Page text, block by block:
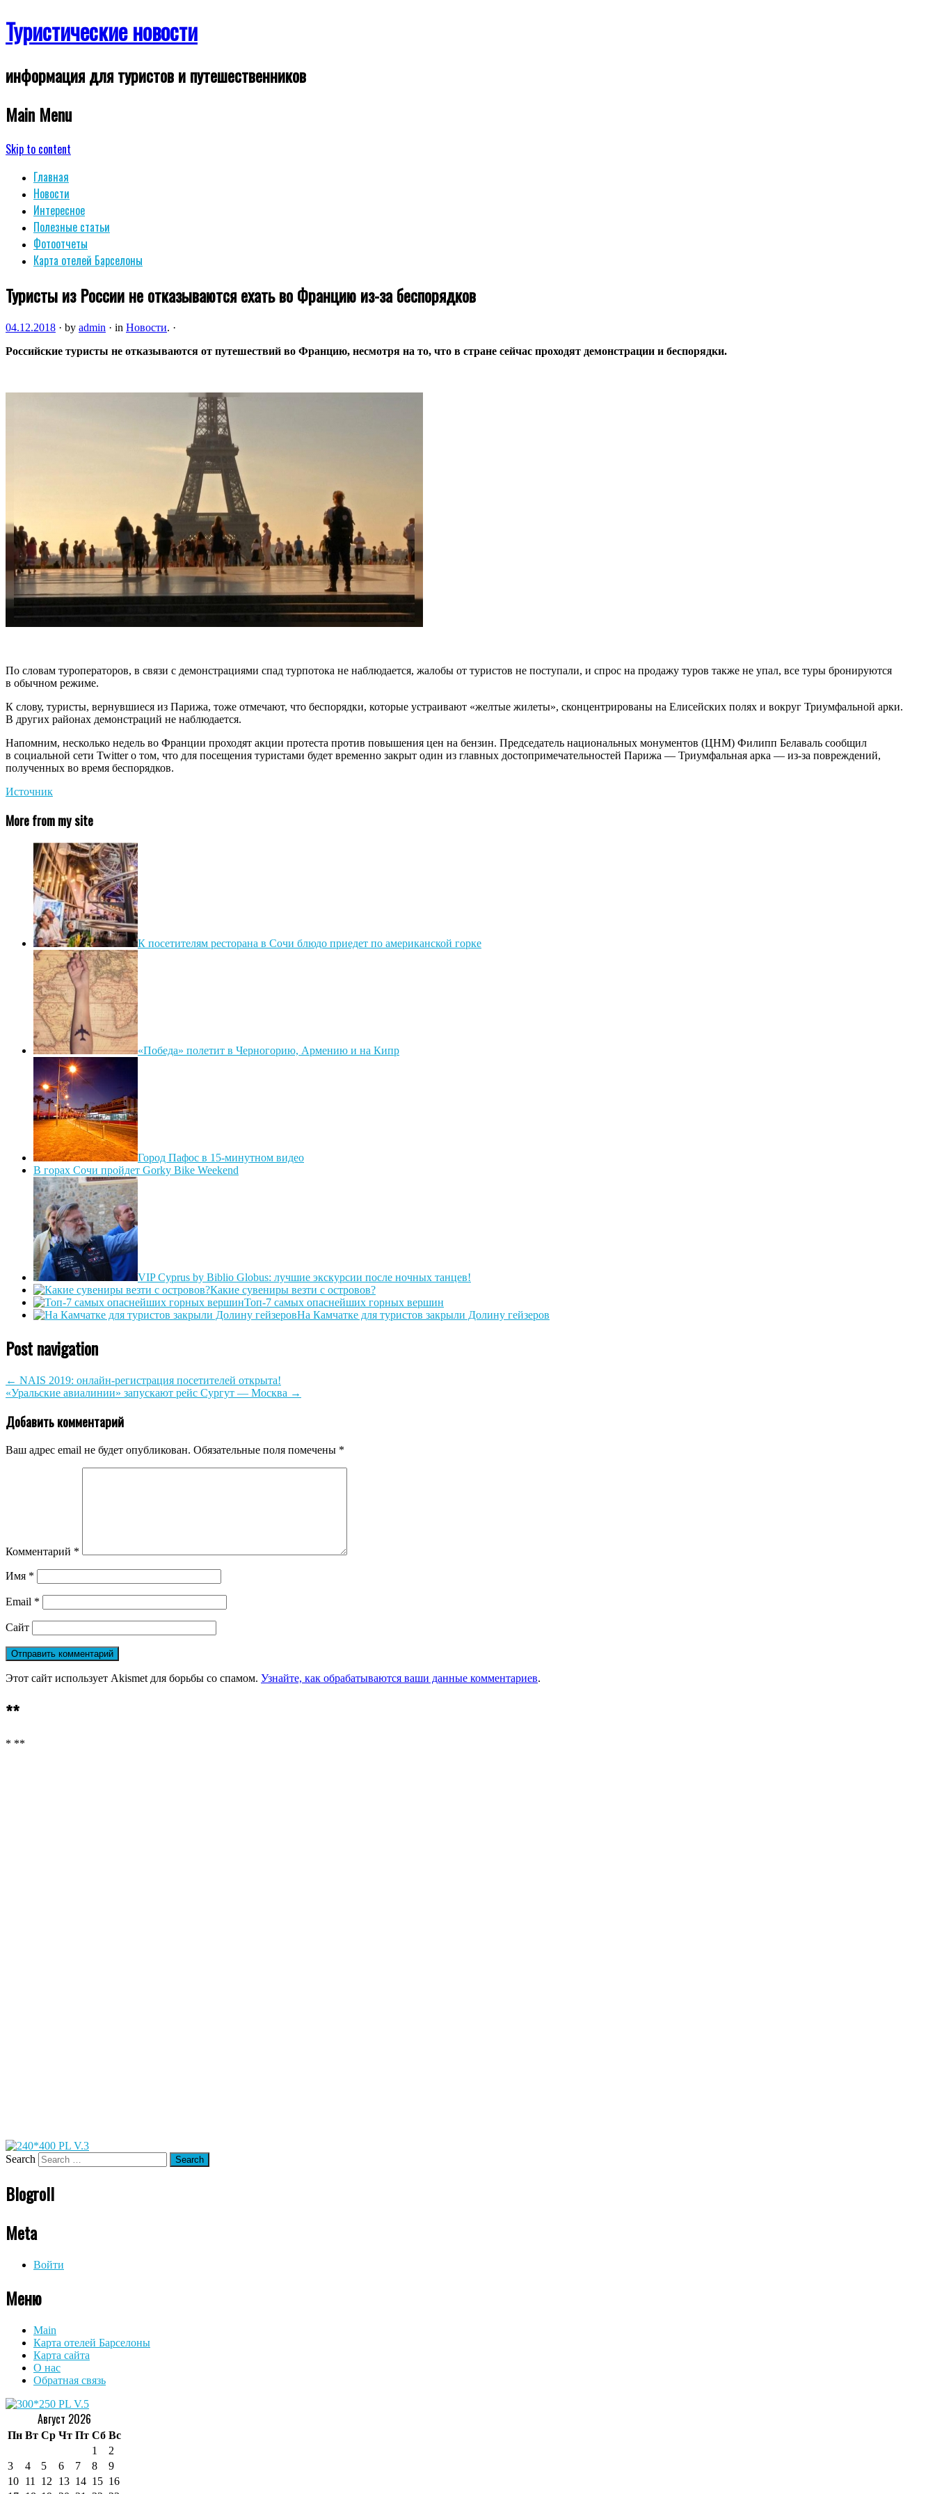
Туристические новости
информация для туристов и путешественников
Main Menu
Skip to content
Главная
Новости
Интересное
Полезные статьи
Фотоотчеты
Карта отелей Барселоны
Туристы из России не отказываются ехать во Францию из-за беспорядков
04.12.2018 · by admin · in Новости. ·
Российские туристы не отказываются от путешествий во Францию, несмотря на то, что в стране сейчас проходят демонстрации и беспорядки.
По словам туроператоров, в связи с демонстрациями спад турпотока не наблюдается, жалобы от туристов не поступали, и спрос на продажу туров также не упал, все туры бронируются
в обычном режиме.
К слову, туристы, вернувшиеся из Парижа, тоже отмечают, что беспорядки, которые устраивают «желтые жилеты», сконцентрированы на Елисейских полях и вокруг Триумфальной арки.
В других районах демонстраций не наблюдается.
Напомним, несколько недель во Франции проходят акции протеста против повышения цен на бензин. Председатель национальных монументов (ЦНМ) Филипп Белаваль сообщил
в социальной сети Twitter о том, что для посещения туристами будет временно закрыт один из главных достопримечательностей Парижа — Триумфальная арка — из-за повреждений,
полученных во время беспорядков.
Источник
More from my site
К посетителям ресторана в Сочи блюдо приедет по американской горке
«Победа» полетит в Черногорию, Армению и на Кипр
Город Пафос в 15-минутном видео
В горах Сочи пройдет Gorky Bike Weekend
VIP Cyprus by Biblio Globus: лучшие экскурсии после ночных танцев!
Какие сувениры везти с островов?
Топ-7 самых опаснейших горных вершин
На Камчатке для туристов закрыли Долину гейзеров
Post navigation
← NAIS 2019: онлайн-регистрация посетителей открыта!
«Уральские авиалинии» запускают рейс Сургут — Москва →
Добавить комментарий
Ваш адрес email не будет опубликован. Обязательные поля помечены *
Комментарий *
Имя *
Email *
Сайт
Этот сайт использует Akismet для борьбы со спамом. Узнайте, как обрабатываются ваши данные комментариев.
**
* **
Search
Blogroll
Meta
Войти
Меню
Main
Карта отелей Барселоны
Карта сайта
О нас
Обратная связь
Август 2026
Пн Вт Ср Чт Пт Сб Вс
1
2
3
4 5 6 7 8
9
10 11 12 13 14 15 16